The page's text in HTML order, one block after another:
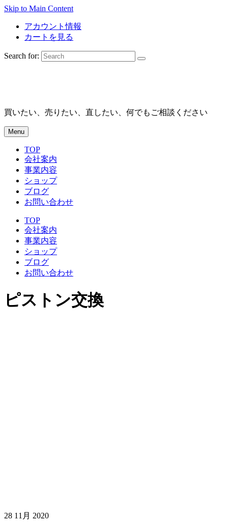
Skip to Main Content
アカウント情報
カートを見る
Search for:
買いたい、売りたい、直したい、何でもご相談ください
Menu
TOP
会社案内
事業内容
ショップ
ブログ
お問い合わせ
TOP
会社案内
事業内容
ショップ
ブログ
お問い合わせ
ピストン交換
28 11月 2020